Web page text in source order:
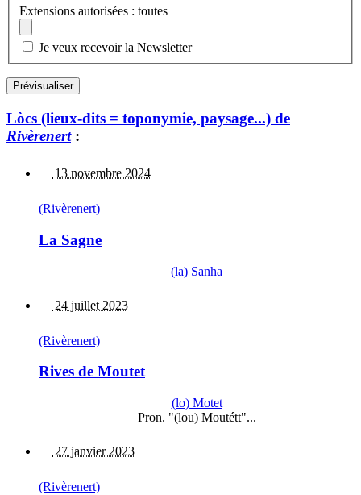
Extensions autorisées : toutes
Je veux recevoir la Newsletter
Lòcs (lieux-dits = toponymie, paysage...) de
Rivèrenert:
13 novembre 2024
(Rivèrenert)
La Sagne
(la) Sanha
24 juillet 2023
(Rivèrenert)
Rives de Moutet
(lo) Motet
Pron. "(lou) Moutétt"...
27 janvier 2023
(Rivèrenert)